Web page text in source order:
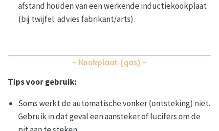
afstand houden van een werkende inductiekookplaat
(bij twijfel: advies fabrikant/arts).
- Kookplaat (gas) -
Tips voor gebruik:
Soms werkt de automatische vonker (ontsteking) niet.
Gebruik in dat geval een aansteker of lucifers om de